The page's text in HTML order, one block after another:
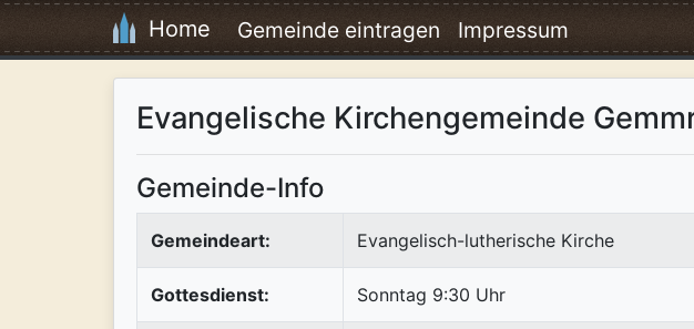
Home Gemeinde eintragen Impressum
Evangelische Kirchengemeinde
Gemeinde-Info
Gemeindeart: Evangelisch-lutherische Kirche
Gottesdienst: Sonntag 9:30 Uhr